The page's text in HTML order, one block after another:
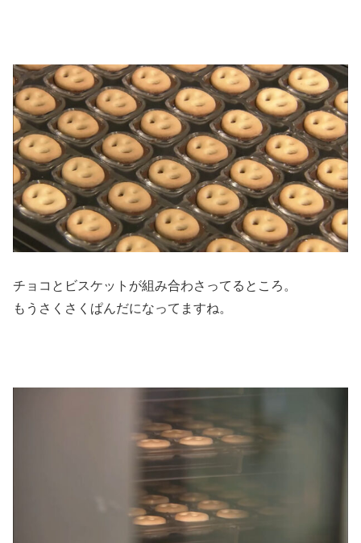
チョコとビスケットが組み合わさってるところ。
もうさくさくぱんだになってますね。